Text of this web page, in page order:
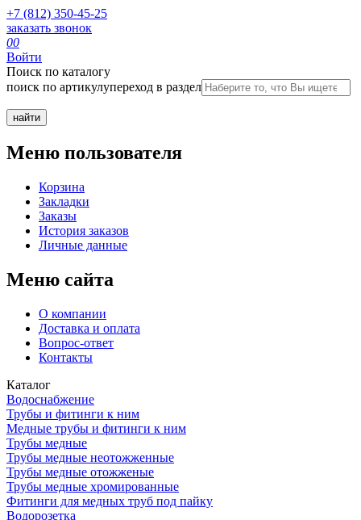
+7 (812) 350-45-25
заказать звонок
00
Войти
Поиск по каталогу
поиск по артикулупереход в раздел
Меню пользователя
Корзина
Закладки
Заказы
История заказов
Личные данные
Меню сайта
О компании
Доставка и оплата
Вопрос-ответ
Контакты
Каталог
Водоснабжение
Трубы и фитинги к ним
Медные трубы и фитинги к ним
Трубы медные
Трубы медные неотожженные
Трубы медные отожженые
Трубы медные хромированные
Фитинги для медных труб под пайку
Водорозетка